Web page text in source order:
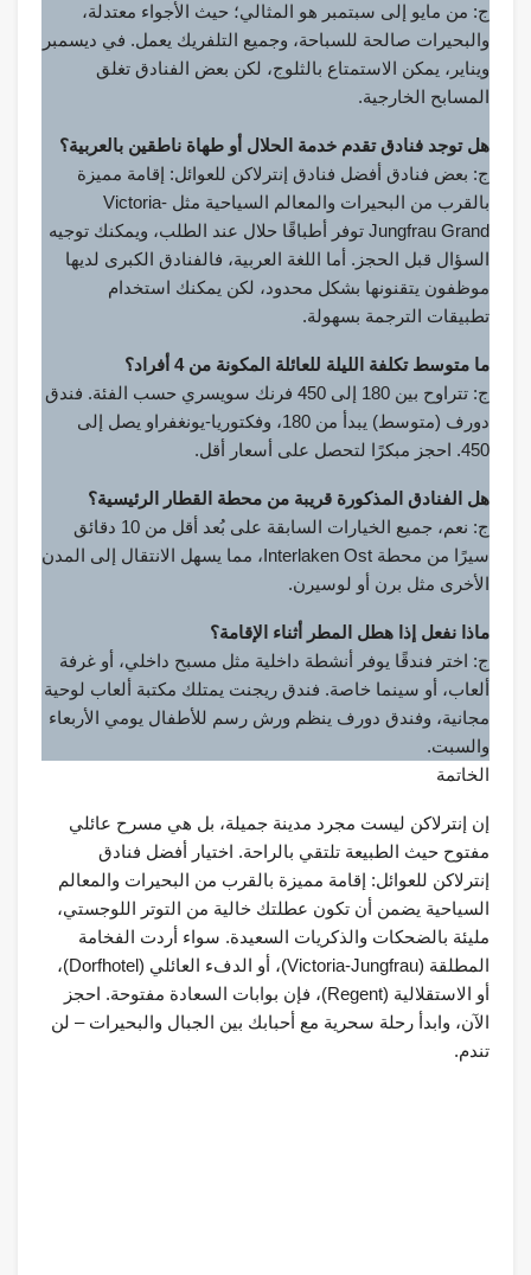
ج: من مايو إلى سبتمبر هو المثالي؛ حيث الأجواء معتدلة،
والبحيرات صالحة للسباحة، وجميع التلفريك يعمل. في ديسمبر
ويناير، يمكن الاستمتاع بالثلوج، لكن بعض الفنادق تغلق
المسابح الخارجية.
هل توجد فنادق تقدم خدمة الحلال أو طهاة ناطقين بالعربية؟
ج: بعض فنادق أفضل فنادق إنترلاكن للعوائل: إقامة مميزة
بالقرب من البحيرات والمعالم السياحية مثل Victoria-
Jungfrau Grand توفر أطباقًا حلال عند الطلب، ويمكنك توجيه
السؤال قبل الحجز. أما اللغة العربية، فالفنادق الكبرى لديها
موظفون يتقنونها بشكل محدود، لكن يمكنك استخدام
تطبيقات الترجمة بسهولة.
ما متوسط تكلفة الليلة للعائلة المكونة من 4 أفراد؟
ج: تتراوح بين 180 إلى 450 فرنك سويسري حسب الفئة. فندق
دورف (متوسط) يبدأ من 180، وفكتوريا-يونغفراو يصل إلى
450. احجز مبكرًا لتحصل على أسعار أقل.
هل الفنادق المذكورة قريبة من محطة القطار الرئيسية؟
ج: نعم، جميع الخيارات السابقة على بُعد أقل من 10 دقائق
سيرًا من محطة Interlaken Ost، مما يسهل الانتقال إلى المدن
الأخرى مثل برن أو لوسيرن.
ماذا نفعل إذا هطل المطر أثناء الإقامة؟
ج: اختر فندقًا يوفر أنشطة داخلية مثل مسبح داخلي، أو غرفة
ألعاب، أو سينما خاصة. فندق ريجنت يمتلك مكتبة ألعاب لوحية
مجانية، وفندق دورف ينظم ورش رسم للأطفال يومي الأربعاء
والسبت.
الخاتمة
إن إنترلاكن ليست مجرد مدينة جميلة، بل هي مسرح عائلي
مفتوح حيث الطبيعة تلتقي بالراحة. اختيار أفضل فنادق
إنترلاكن للعوائل: إقامة مميزة بالقرب من البحيرات والمعالم
السياحية يضمن أن تكون عطلتك خالية من التوتر اللوجستي،
مليئة بالضحكات والذكريات السعيدة. سواء أردت الفخامة
المطلقة (Victoria-Jungfrau)، أو الدفء العائلي (Dorfhotel)،
أو الاستقلالية (Regent)، فإن بوابات السعادة مفتوحة. احجز
الآن، وابدأ رحلة سحرية مع أحبابك بين الجبال والبحيرات – لن
تندم.